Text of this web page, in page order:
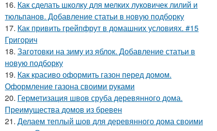
16. Как сделать школку для мелких луковичек лилий и
тюльпанов. Добавление статьи в новую подборку
17. Как привить грейпфрут в домашних условиях. #15
Григорич
18. Заготовки на зиму из яблок. Добавление статьи в
новую подборку
19. Как красиво оформить газон перед домом.
Оформление газона своими руками
20. Герметизация швов сруба деревянного дома.
Преимущества домов из бревен
21. Делаем теплый шов для деревянного дома своими